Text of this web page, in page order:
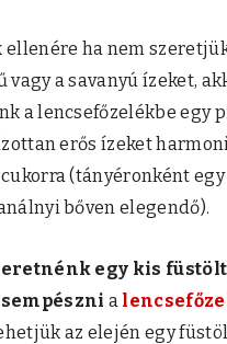
ellenére ha nem
vagy a savanyú ízeket,
a lencsefőzelékbe egy
erős ízeket
cukorra (tányéronként
bőven elegendő).
egy kis
a
az elején egy